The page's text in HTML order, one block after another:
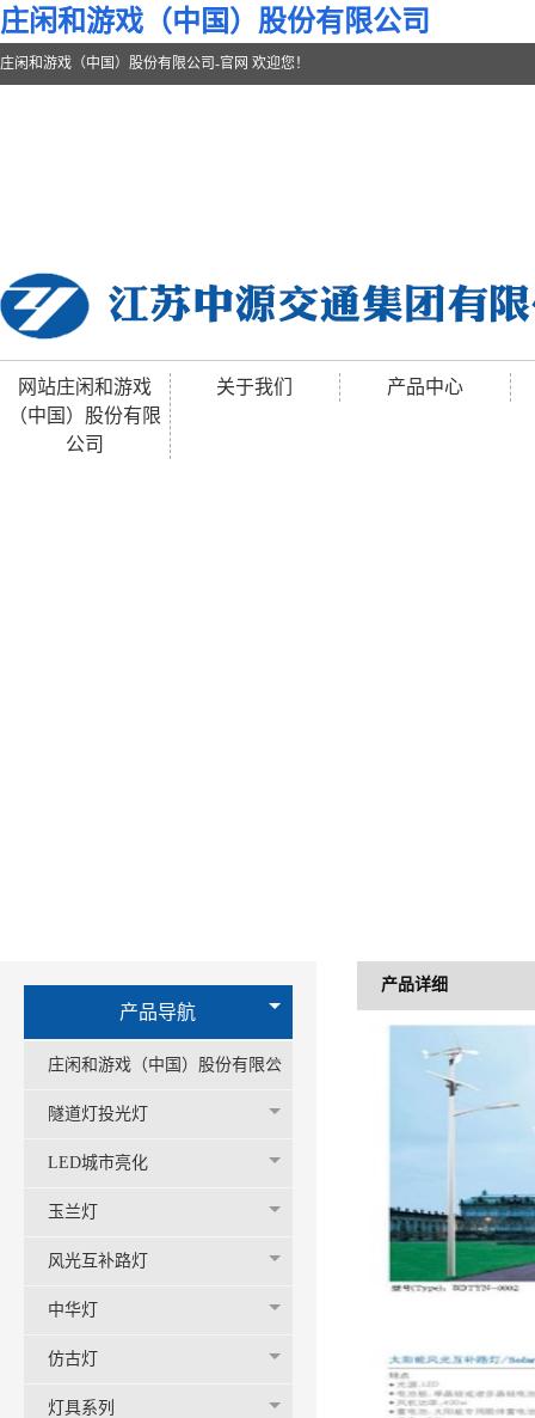
庄闲和游戏（中国）股份有限公司
庄闲和游戏（中国）股份有限公司-官网 欢迎您！
网站庄闲和游戏
（中国）股份有限
公司
关于我们 产品中心
产品导航
庄闲和游戏（中国）股份有限公
司-官网
隧道灯投光灯
LED城市亮化
玉兰灯
风光互补路灯
中华灯
仿古灯
灯具系列
产品详细